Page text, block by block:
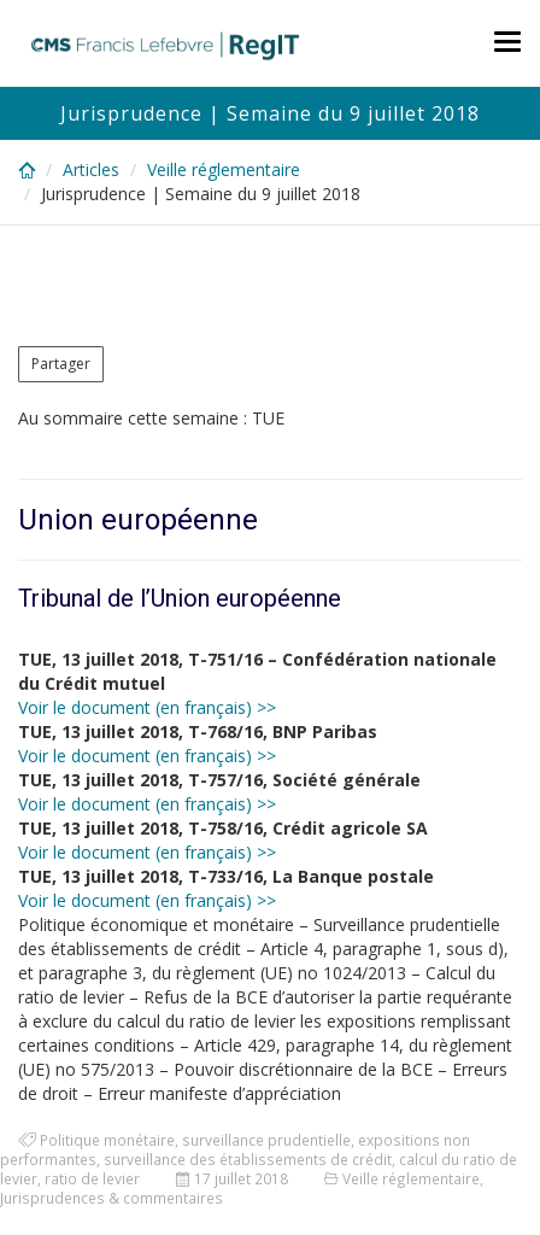
content
Jurisprudence | Semaine du 9 juillet 2018
Articles
Veille réglementaire
Jurisprudence | Semaine du 9 juillet 2018
Partager
Au sommaire cette semaine : TUE
Union européenne
Tribunal de l’Union européenne
TUE, 13 juillet 2018, T-751/16 – Confédération nationale
du Crédit mutuel
Voir le document (en français) >>
TUE, 13 juillet 2018, T-768/16, BNP Paribas
Voir le document (en français) >>
TUE, 13 juillet 2018, T-757/16, Société générale
Voir le document (en français) >>
TUE, 13 juillet 2018, T-758/16, Crédit agricole SA
Voir le document (en français) >>
TUE, 13 juillet 2018, T-733/16, La Banque postale
Voir le document (en français) >>
Politique économique et monétaire – Surveillance prudentielle
des établissements de crédit – Article 4, paragraphe 1, sous d),
et paragraphe 3, du règlement (UE) no 1024/2013 – Calcul du
ratio de levier – Refus de la BCE d’autoriser la partie requérante
à exclure du calcul du ratio de levier les expositions remplissant
certaines conditions – Article 429, paragraphe 14, du règlement
(UE) no 575/2013 – Pouvoir discrétionnaire de la BCE – Erreurs
de droit – Erreur manifeste d’appréciation
Politique monétaire surveillance prudentielle expositions non
performantes surveillance des établissements de crédit calcul du ratio de
levier ratio de levier 17 juillet 2018 Veille réglementaire
Jurisprudences & commentaires